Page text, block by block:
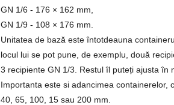
GN 1/6 - 176 × 162 mm,
GN 1/9 - 108 × 176 mm.
Unitatea de bază este întotdeauna
locul lui se pot pune, de exemplu, două
3 recipiente GN 1/3. Restul îl puteți ajusta în
Importanta este si adancimea containerelor,
40, 65, 100, 15 sau 200 mm.